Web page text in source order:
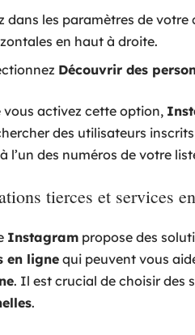
dans les paramètres de
en haut à droite.
Découvrir des
vous activez cette option,
des utilisateurs
l’un des numéros de votre
tierces et services
Instagram propose des
en ligne qui peuvent vous
. Il est crucial de choisir des
.